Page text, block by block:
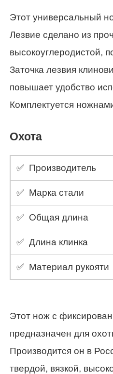
Этот универсальный
Лезвие сделано из
высокоуглеродистой,
Заточка лезвия
повышает удобство
Комплектуется
Охота
✅ Производитель
✅ Марка стали
✅ Общая длина
✅ Длина клинка
✅ Материал рукояти
Этот нож с
предназначен для
Производится он в
твердой, вязкой,